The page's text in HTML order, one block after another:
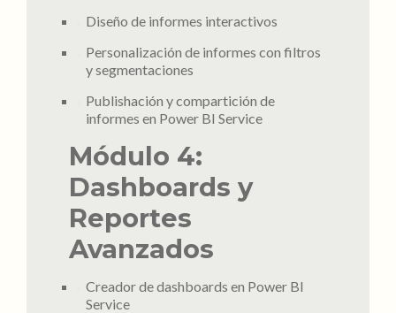
Diseño de informes interactivos
Personalización de informes con filtros
y segmentaciones
Publishación y compartición de
informes en Power BI Service
Módulo 4:
Dashboards y
Reportes
Avanzados
Creador de dashboards en Power BI
Service